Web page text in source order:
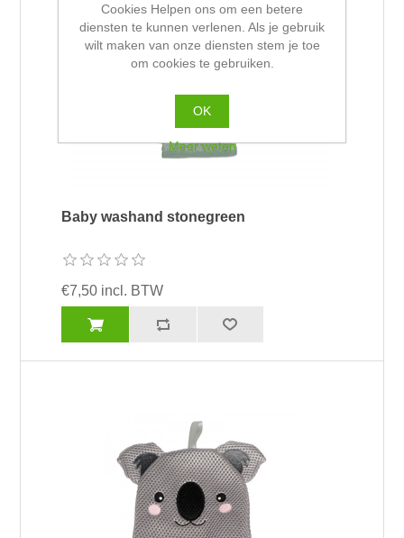
Baby washand stonegreen
€7,50 incl. BTW
Cookies Helpen ons om een betere
diensten te kunnen verlenen. Als je gebruik
wilt maken van onze diensten stem je toe
om cookies te gebruiken.
OK
Meer weten